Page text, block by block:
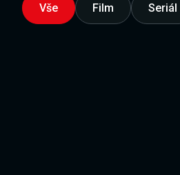
Vše Film Seriál